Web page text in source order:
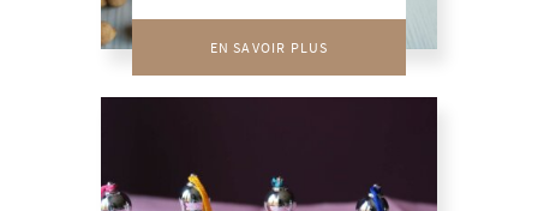
EN SAVOIR PLUS